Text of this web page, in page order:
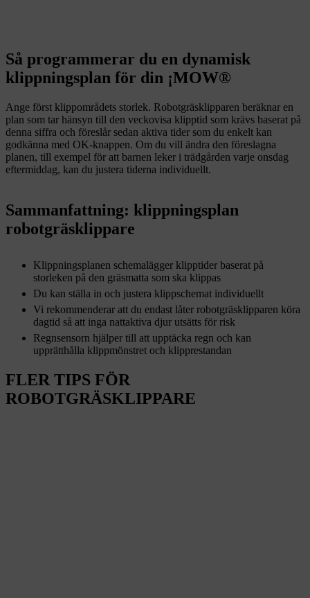
Så programmerar du en dynamisk
klippningsplan för din ¡MOW®
Ange först klippområdets storlek. Robotgräsklipparen beräknar en
plan som tar hänsyn till den veckovisa klipptid som krävs baserat på
denna siffra och föreslår sedan aktiva tider som du enkelt kan
godkänna med OK-knappen. Om du vill ändra den föreslagna
planen, till exempel för att barnen leker i trädgården varje onsdag
eftermiddag, kan du justera tiderna individuellt.
Sammanfattning: klippningsplan
robotgräsklippare
Klippningsplanen schemalägger klipptider baserat på
storleken på den gräsmatta som ska klippas
Du kan ställa in och justera klippschemat individuellt
Vi rekommenderar att du endast låter robotgräsklipparen köra
dagtid så att inga nattaktiva djur utsätts för risk
Regnsensorn hjälper till att upptäcka regn och kan
upprätthålla klippmönstret och klipprestandan
FLER TIPS FÖR
ROBOTGRÄSKLIPPARE